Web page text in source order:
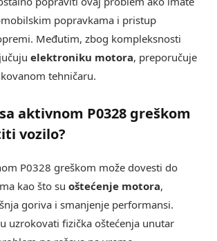
popravkama i pristup
Međutim, zbog kompleksnosti
elektroniku motora, preporučuje
tehničaru.
aktivnom P0328 greškom
vozilo?
P0328 greškom može dovesti do
kao što su oštećenje motora,
goriva i smanjenje performansi.
uzrokovati fizička oštećenja unutar